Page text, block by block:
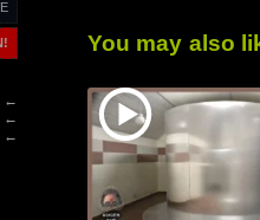
←
←
←
You may also